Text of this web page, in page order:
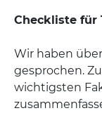
Checkliste für
Wir haben
gesprochen.
wichtigsten